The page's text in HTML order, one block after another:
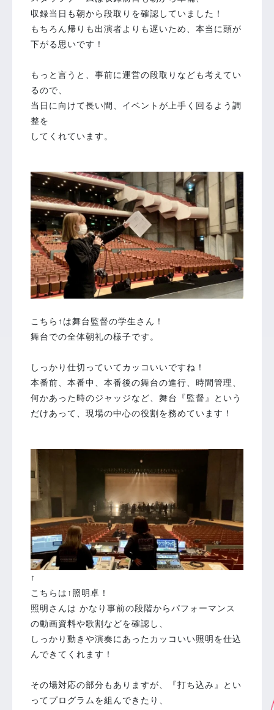
収録当日も朝から段取りを確認していました！
もちろん帰りも出演者よりも遅いため、本当に頭が
下がる思いです！
もっと言うと、事前に運営の段取りなども考えてい
るので、
当日に向けて長い間、イベントが上手く回るよう調
整を
してくれています。
こちら↑は舞台監督の学生さん！
舞台での全体朝礼の様子です。
しっかり仕切っていてカッコいいですね！
本番前、本番中、本番後の舞台の進行、時間管理、
何かあった時のジャッジなど、舞台『監督』という
だけあって、現場の中心の役割を務めています！
↑
こちらは↑照明卓！
照明さんは かなり事前の段階からパフォーマンス
の動画資料や歌割などを確認し、
しっかり動きや演奏にあったカッコいい照明を仕込
んできてくれます！
その場対応の部分もありますが、『打ち込み』とい
ってプログラムを組んできたり、